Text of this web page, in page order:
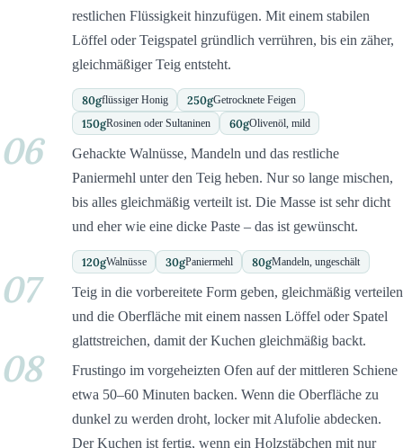
restlichen Flüssigkeit hinzufügen. Mit einem stabilen
Löffel oder Teigspatel gründlich verrühren, bis ein zäher,
gleichmäßiger Teig entsteht.
80gflüssiger Honig 250gGetrocknete Feigen
150gRosinen oder Sultaninen 60gOlivenöl, mild
06
Gehackte Walnüsse, Mandeln und das restliche
Paniermehl unter den Teig heben. Nur so lange mischen,
bis alles gleichmäßig verteilt ist. Die Masse ist sehr dicht
und eher wie eine dicke Paste – das ist gewünscht.
120gWalnüsse 30gPaniermehl 80gMandeln, ungeschält
07
Teig in die vorbereitete Form geben, gleichmäßig verteilen
und die Oberfläche mit einem nassen Löffel oder Spatel
glattstreichen, damit der Kuchen gleichmäßig backt.
08
Frustingo im vorgeheizten Ofen auf der mittleren Schiene
etwa 50–60 Minuten backen. Wenn die Oberfläche zu
dunkel zu werden droht, locker mit Alufolie abdecken.
Der Kuchen ist fertig, wenn ein Holzstäbchen mit nur